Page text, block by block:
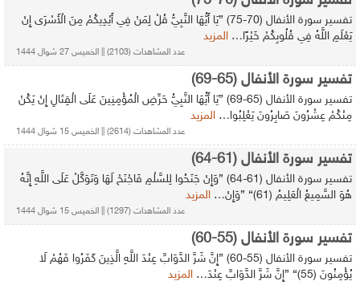
تفسير سورة الأنفال (70-75) {يَا أَيُّهَا النَّبِيُّ قُلْ لِمَنْ فِي أَيْدِيكُمْ مِنَ الْأَسْرَى إِنْ
يَعْلَمِ اللَّهُ فِي قُلُوبِكُمْ خَيْرًا… المزيد
عدد المشاهدات (2103) || الخميس 27 شوال 1444
تفسير سورة الأنفال (65-69)
تفسير سورة الأنفال (65-69) {يَا أَيُّهَا النَّبِيُّ حَرِّضِ الْمُؤْمِنِينَ عَلَى الْقِتَالِ إِنْ يَكُنْ
مِنْكُمْ عِشْرُونَ صَابِرُونَ يَغْلِبُوا… المزيد
عدد المشاهدات (2614) || الخميس 15 شوال 1444
تفسير سورة الأنفال (61-64)
تفسير سورة الأنفال (61-64) {وَإِنْ جَنَحُوا لِلسَّلْمِ فَاجْنَحْ لَهَا وَتَوَكَّلْ عَلَى اللَّهِ إِنَّهُ
هُوَ السَّمِيعُ الْعَلِيمُ (61)} {وَإِنْ…
المزيد
عدد المشاهدات (1297) || الخميس 15 شوال 1444
تفسير سورة الأنفال (55-60)
تفسير سورة الأنفال (55-60) {إِنَّ شَرَّ الدَّوَابِّ عِنْدَ اللَّهِ الَّذِينَ كَفَرُوا فَهُمْ لَا
يُؤْمِنُونَ (55)} {إِنَّ شَرَّ الدَّوَابِّ عِنْدَ…
المزيد